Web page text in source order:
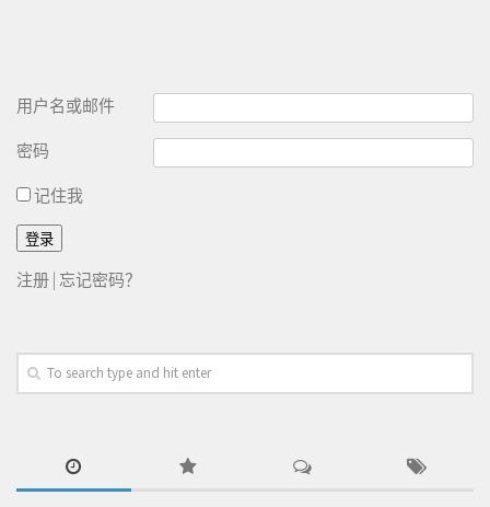
用户名或邮件
密码
记住我
注册 | 忘记密码？